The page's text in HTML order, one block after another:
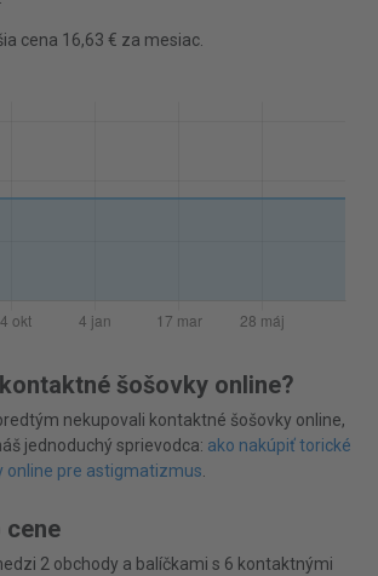
cena 16,63 € za mesiac.
šošovky online?
nekupovali kontaktné šošovky online,
jednoduchý sprievodca: ako nakúpiť torické
online pre astigmatizmus.
2 obchody a balíčkami s 6 kontaktnými